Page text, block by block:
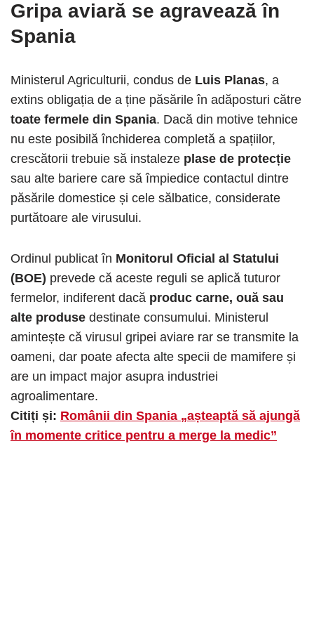
Gripa aviară se agravează în
Spania
Ministerul Agriculturii, condus de Luis Planas, a
extins obligația de a ține păsările în adăposturi către
toate fermele din Spania. Dacă din motive tehnice
nu este posibilă închiderea completă a spațiilor,
crescătorii trebuie să instaleze plase de protecție
sau alte bariere care să împiedice contactul dintre
păsările domestice și cele sălbatice, considerate
purtătoare ale virusului.
Ordinul publicat în Monitorul Oficial al Statului
(BOE) prevede că aceste reguli se aplică tuturor
fermelor, indiferent dacă produc carne, ouă sau
alte produse destinate consumului. Ministerul
amintește că virusul gripei aviare rar se transmite la
oameni, dar poate afecta alte specii de mamifere și
are un impact major asupra industriei
agroalimentare.
Citiți și: Românii din Spania „așteaptă să ajungă
în momente critice pentru a merge la medic”